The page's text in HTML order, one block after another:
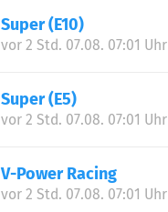
Super (E10)
vor 2 Std. 07.08. 07:01 Uhr
Super (E5)
vor 2 Std. 07.08. 07:01 Uhr
V-Power Racing
vor 2 Std. 07.08. 07:01 Uhr